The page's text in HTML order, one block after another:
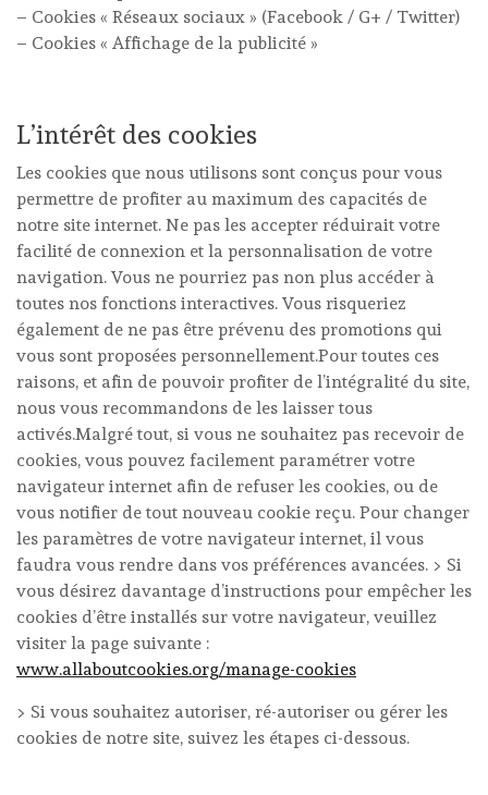
– Cookies « Réseaux sociaux » (Facebook / G+ / Twitter)
– Cookies « Affichage de la publicité »
L’intérêt des cookies
Les cookies que nous utilisons sont conçus pour vous
permettre de profiter au maximum des capacités de
notre site internet. Ne pas les accepter réduirait votre
facilité de connexion et la personnalisation de votre
navigation. Vous ne pourriez pas non plus accéder à
toutes nos fonctions interactives. Vous risqueriez
également de ne pas être prévenu des promotions qui
vous sont proposées personnellement.Pour toutes ces
raisons, et afin de pouvoir profiter de l’intégralité du site,
nous vous recommandons de les laisser tous
activés.Malgré tout, si vous ne souhaitez pas recevoir de
cookies, vous pouvez facilement paramétrer votre
navigateur internet afin de refuser les cookies, ou de
vous notifier de tout nouveau cookie reçu. Pour changer
les paramètres de votre navigateur internet, il vous
faudra vous rendre dans vos préférences avancées. > Si
vous désirez davantage d’instructions pour empêcher les
cookies d’être installés sur votre navigateur, veuillez
visiter la page suivante :
www.allaboutcookies.org/manage-cookies
> Si vous souhaitez autoriser, ré-autoriser ou gérer les
cookies de notre site, suivez les étapes ci-dessous.